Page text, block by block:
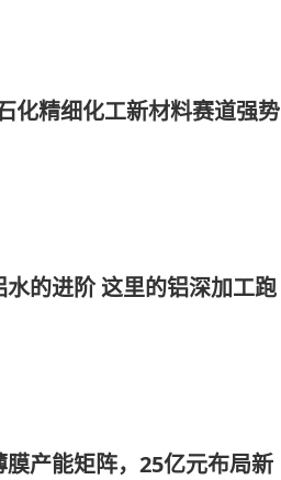
化精细化工新材料赛道强势
的进阶 这里的铝深加工跑
产能矩阵，25亿元布局新